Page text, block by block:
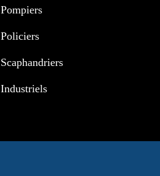
Pompiers
Policiers
Scaphandriers
Industriels